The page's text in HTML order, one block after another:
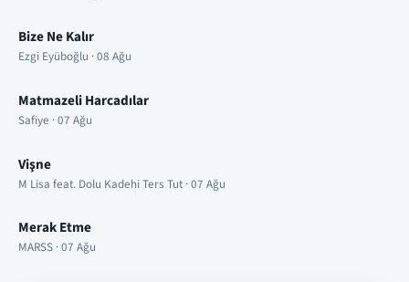
Bize Ne Kalır
Ezgi Eyüboğlu · 08 Ağu
Matmazeli Harcadılar
Safiye · 07 Ağu
Vişne
M Lisa feat. Dolu Kadehi Ters Tut · 07 Ağu
Merak Etme
MARSS · 07 Ağu